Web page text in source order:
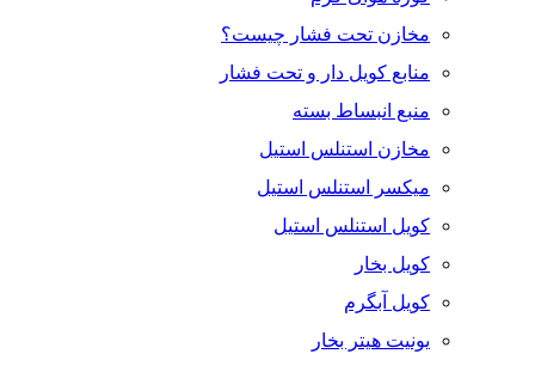
مخازن تحت فشار چیست؟
منابع کویل دار و تحت فشار
منبع انبساط بسته
مخازن استنلس استیل
میکسر استنلس استیل
کویل استنلس استیل
کویل بخار
کویل آبگرم
یونیت هیتر بخار